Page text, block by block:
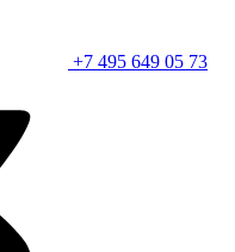
+7 495 649 05 73